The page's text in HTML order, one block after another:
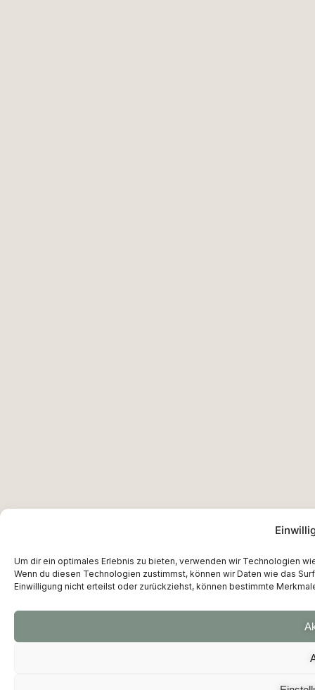
Um dir ein optimales Erlebnis zu bieten, verwenden wir Technologien
Wenn du diesen Technologien zustimmst, können wir Daten wie das
Einwilligung nicht erteilst oder zurückziehst, können bestimmte